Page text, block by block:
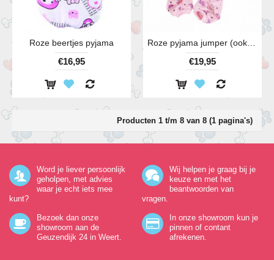
Roze beertjes pyjama
€16,95 €19,95
Producten 1 t/m 8 van 8 (1 pagina's)
Word je liever persoonlijk
geholpen, met advies
waar je echt iets mee
kunt?
Wij helpen je graag bij je
keuze en met het
beantwoorden van
vragen.
Bezoek dan onze
showroom aan de
Geuzendijk 24 in Weert.
In onze showroom kun je
pinnen of contant
afrekenen.